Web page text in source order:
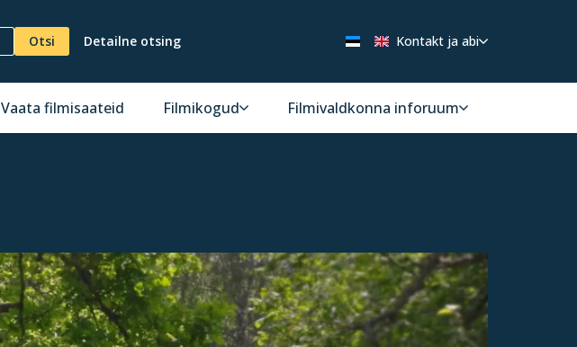
Otsi Detailne otsing Kontakt ja abi
Vaata filmisaateid Filmikogud Filmivaldkonna inforuum